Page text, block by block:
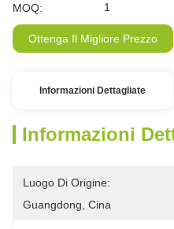
MOQ: 1
Ottenga Il Migliore Prezzo
Informazioni Dettagliate
Informazioni
Luogo Di Origine:
Guangdong, Cina